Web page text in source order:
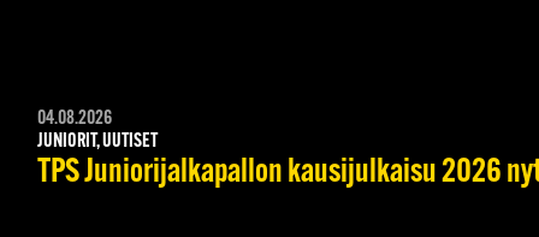
04.08.2026
JUNIORIT, UUTISET
TPS Juniorijalkapallon kausijulkaisu 2026